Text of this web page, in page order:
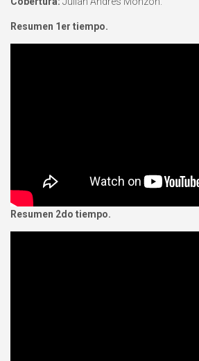
Resumen 1er tiempo.
Resumen 2do tiempo.